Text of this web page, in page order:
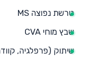
טרשת נפוצה MS
שבץ מוחי CVA
שיתוק (פרפלגיה,